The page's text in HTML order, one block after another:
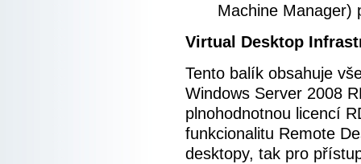
Machine Manager)
Virtual Desktop
Tento balík obsahuje
Windows Server 2008
plnohodnotnou licencí
funkcionalitu Remote
desktopy, tak pro